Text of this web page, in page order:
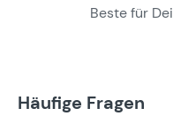
Beste für
Häufige Fragen